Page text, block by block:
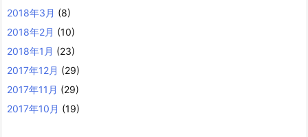
2018年3月 (8)
2018年2月 (10)
2018年1月 (23)
2017年12月 (29)
2017年11月 (29)
2017年10月 (19)